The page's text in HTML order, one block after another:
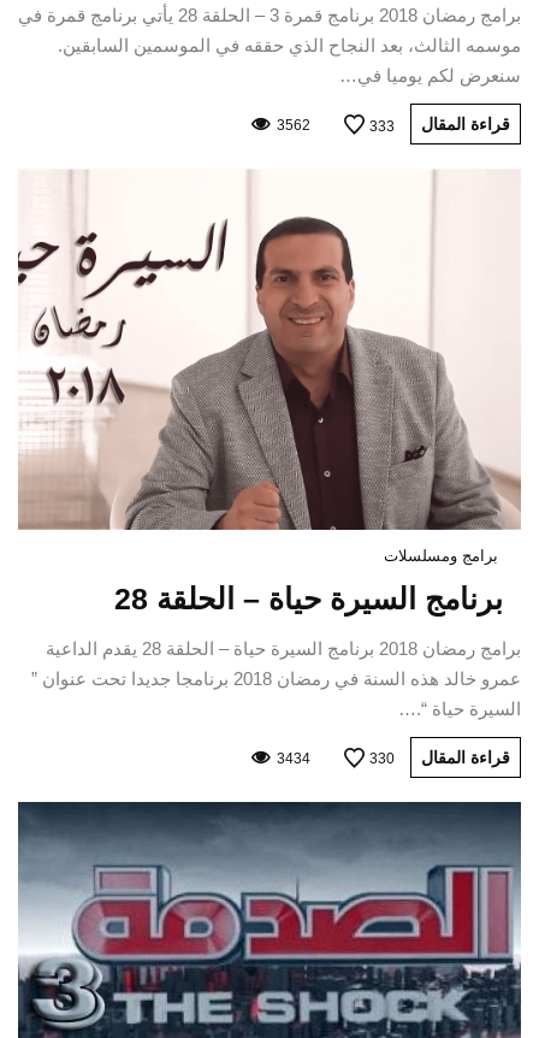
برامج رمضان 2018 برنامج قمرة 3 – الحلقة 28 يأتي برنامج قمرة في
موسمه الثالث، بعد النجاح الذي حققه في الموسمين السابقين.
سنعرض لكم يوميا في…
قراءة المقال 333
3562
برامج ومسلسلات
برنامج السيرة حياة – الحلقة 28
برامج رمضان 2018 برنامج السيرة حياة – الحلقة 28 يقدم الداعية
عمرو خالد هذه السنة في رمضان 2018 برنامجا جديدا تحت عنوان ”
السيرة حياة “.…
قراءة المقال 330
3434